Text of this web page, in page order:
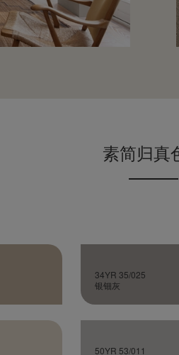
素简归真
34YR 35/025
银钿灰
50YR 53/011